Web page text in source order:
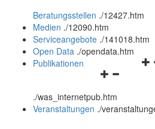
und
schließen
Beratungsstellen ./12427.htm
Medien ./12090.htm
Serviceangebote ./141018.htm
Open Data ./opendata.htm
und
schließen
Publikationen
./was_internetpub.htm
Veranstaltungen ./